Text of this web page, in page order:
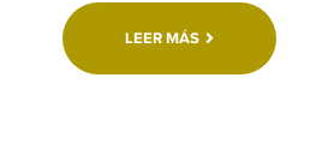
LEER MÁS